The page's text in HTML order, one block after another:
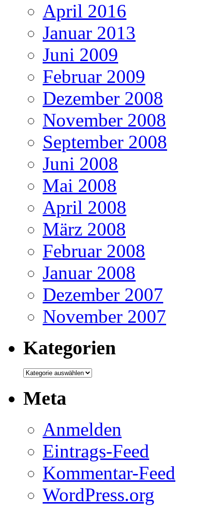
April 2016
Januar 2013
Juni 2009
Februar 2009
Dezember 2008
November 2008
September 2008
Juni 2008
Mai 2008
April 2008
März 2008
Februar 2008
Januar 2008
Dezember 2007
November 2007
Kategorien
Kategorien
Meta
Anmelden
Eintrags-Feed
Kommentar-Feed
WordPress.org